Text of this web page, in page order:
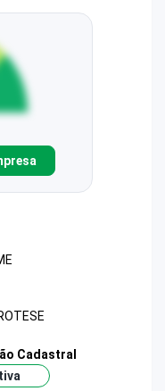
Cadastral